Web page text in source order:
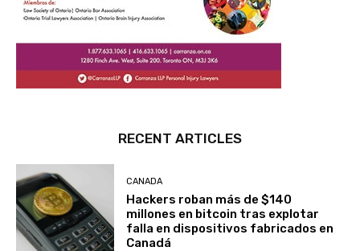
RECENT ARTICLES
CANADA
Hackers roban más de $140
millones en bitcoin tras explotar
falla en dispositivos fabricados en
Canadá